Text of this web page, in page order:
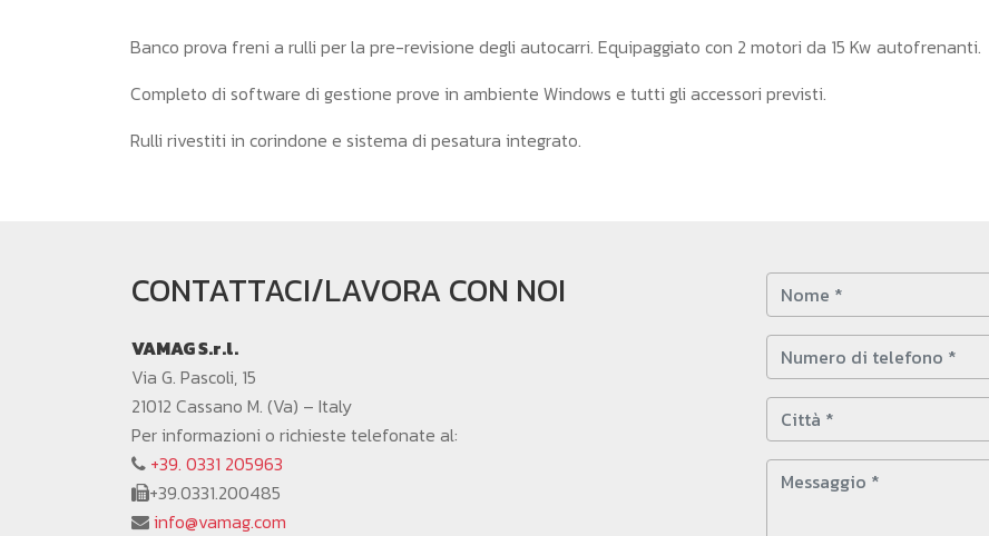
Banco prova freni a rulli per la pre-revisione degli autocarri. Equipaggiato con 2 motori da 15 Kw autofrenanti.
Completo di software di gestione prove in ambiente Windows e tutti gli accessori previsti.
Rulli rivestiti in corindone e sistema di pesatura integrato.
CONTATTACI/LAVORA CON NOI
VAMAG S.r.l.
Via G. Pascoli, 15
21012 Cassano M. (Va) – Italy
Per informazioni o richieste telefonate al:
+39. 0331 205963
+39.0331.200485
info@vamag.com